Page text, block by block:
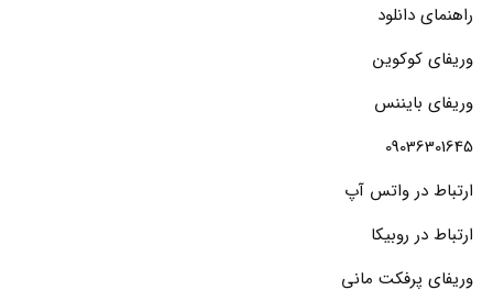
راهنمای دانلود
وریفای کوکوین
وریفای بایننس
09036301645
ارتباط در واتس آپ
ارتباط در روبیکا
وریفای پرفکت مانی